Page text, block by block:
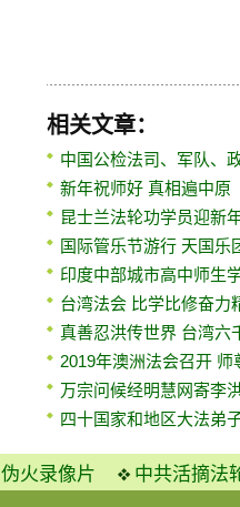
相关文章：
中国公检法司、军队、
新年祝师好 真相遍中原
昆士兰法轮功学员迎新
国际管乐节游行 天国乐
印度中部城市高中师生
台湾法会 比学比修奋力
真善忍洪传世界 台湾六
2019年澳洲法会召开 师
万宗问候经明慧网寄李
四十国家和地区大法弟
伪火录像片 中共活摘法